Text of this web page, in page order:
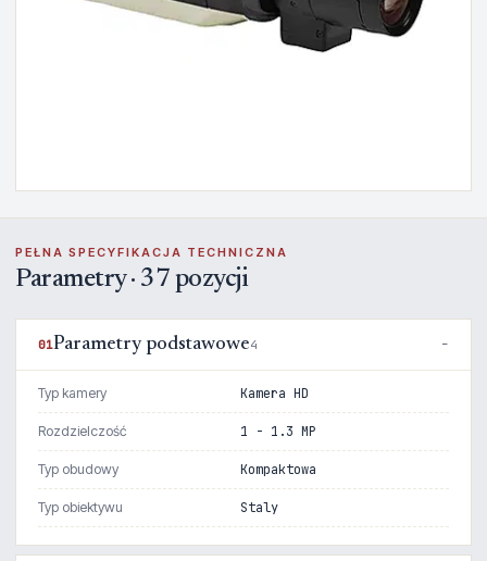
PEŁNA SPECYFIKACJA TECHNICZNA
Parametry · 37 pozycji
01Parametry podstawowe4
Typ kamery Kamera HD
Rozdzielczość 1 - 1.3 MP
Typ obudowy Kompaktowa
Typ obiektywu Staly